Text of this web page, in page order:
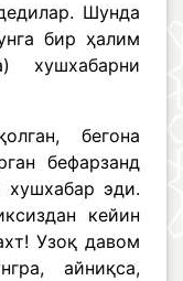
Шунда
бир ҳалим
хушхабарни
бегона
бефарзанд
эди.
кейин
Узоқ давом
айниқса,